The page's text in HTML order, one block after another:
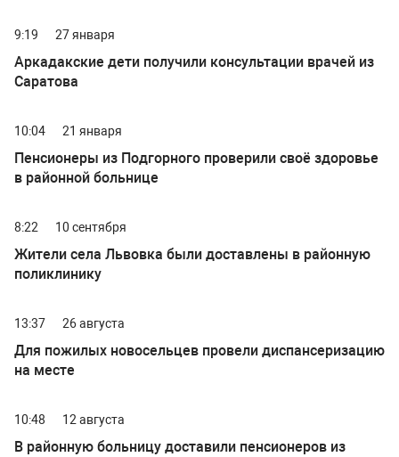
9:19 27 января
Аркадакские дети получили консультации врачей из
Саратова
10:04 21 января
Пенсионеры из Подгорного проверили своё здоровье
в районной больнице
8:22 10 сентября
Жители села Львовка были доставлены в районную
поликлинику
13:37 26 августа
Для пожилых новосельцев провели диспансеризацию
на месте
10:48 12 августа
В районную больницу доставили пенсионеров из